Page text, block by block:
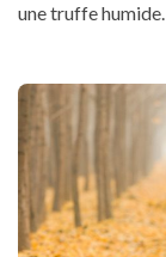
une truffe